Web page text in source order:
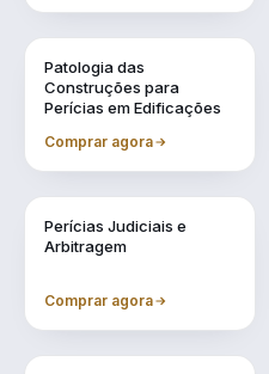
Patologia das
Construções para
Perícias em Edificações
Comprar agora
Vol. 4
Perícias Judiciais e
Arbitragem
Comprar agora